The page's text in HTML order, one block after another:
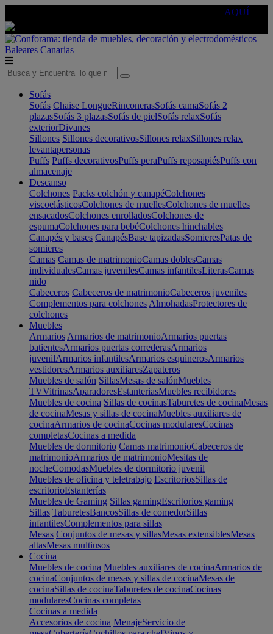
AQUÍ
Baleares Canarias
Sofás
Sofás Chaise LongueRinconerasSofás camaSofás 2
plazasSofás 3 plazasSofás de pielSofás relaxSofás
exteriorDivanes
Sillones Sillones decorativosSillones relaxSillones relax
levantapersonas
Puffs Puffs decorativosPuffs peraPuffs reposapiésPuffs con
almacenaje
Descanso
Colchones Packs colchón y canapéColchones
viscoelásticosColchones de muellesColchones de muelles
ensacadosColchones enrolladosColchones de
espumaColchones para bebéColchones hinchables
Canapés y bases CanapésBase tapizadasSomieresPatas de
somieres
Camas Camas de matrimonioCamas doblesCamas
individualesCamas juvenilesCamas infantilesLiterasCamas
nido
Cabeceros Cabeceros de matrimonioCabeceros juveniles
Complementos para colchones AlmohadasProtectores de
colchones
Muebles
Armarios Armarios de matrimonioArmarios puertas
batientesArmarios puertas correderasArmarios
juvenilArmarios infantilesArmarios esquinerosArmarios
vestidoresArmarios auxiliaresZapateros
Muebles de salón SillasMesas de salónMuebles
TVVitrinasAparadoresEstanteriasMuebles recibidores
Muebles de cocina Sillas de cocinasTaburetes de cocinaMesas
de cocinaMesas y sillas de cocinaMuebles auxiliares de
cocinaArmarios de cocinaCocinas modularesCocinas
completasCocinas a medida
Muebles de dormitorio Camas matrimonioCabeceros de
matrimonioArmarios de matrimonioMesitas de
nocheComodasMuebles de dormitorio juvenil
Muebles de oficina y teletrabajo EscritoriosSillas de
escritorioEstanterías
Muebles de Gaming Sillas gamingEscritorios gaming
Sillas TaburetesBancosSillas de comedorSillas
infantilesComplementos para sillas
Mesas Conjuntos de mesas y sillasMesas extensiblesMesas
altasMesas multiusos
Cocina
Muebles de cocina Muebles auxiliares de cocinaArmarios de
cocinaConjuntos de mesas y sillas de cocinaMesas de
cocinaSillas de cocinaTaburetes de cocinaCocinas
modularesCocinas completas
Cocinas a medida
Accesorios de cocina MenajeServicio de